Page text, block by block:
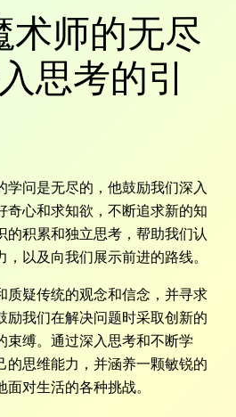
术师的无尽
思考的引
学问是无尽的，他鼓励我们深入
奇心和求知欲，不断追求新的知
的积累和独立思考，帮助我们认
以及向我们展示前进的路线。
质疑传统的观念和信念，并寻求
励我们在解决问题时采取创新的
束缚。通过深入思考和不断学
的思维能力，并涵养一颗敏锐的
对生活的各种挑战。